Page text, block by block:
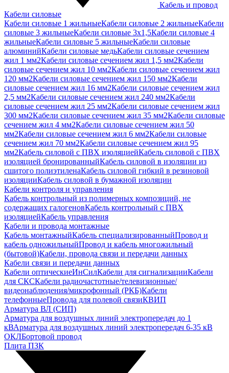
Кабель и провод
Кабели силовые
Кабели силовые 1 жильныеКабели силовые 2 жильныеКабели
силовые 3 жильныеКабели силовые 3х1,5Кабели силовые 4
жильныеКабели силовые 5 жильныеКабели силовые
алюминийКабели силовые медьКабели силовые сечением
жил 1 мм2Кабели силовые сечением жил 1,5 мм2Кабели
силовые сечением жил 10 мм2Кабели силовые сечением жил
120 мм2Кабели силовые сечением жил 150 мм2Кабели
силовые сечением жил 16 мм2Кабели силовые сечением жил
2,5 мм2Кабели силовые сечением жил 240 мм2Кабели
силовые сечением жил 25 мм2Кабели силовые сечением жил
300 мм2Кабели силовые сечением жил 35 мм2Кабели силовые
сечением жил 4 мм2Кабели силовые сечением жил 50
мм2Кабели силовые сечением жил 6 мм2Кабели силовые
сечением жил 70 мм2Кабели силовые сечением жил 95
мм2Кабель силовой с ПВХ изоляциейКабель силовой с ПВХ
изоляцией бронированныйКабель силовой в изоляции из
сшитого полиэтиленаКабель силовой гибкий в резиновой
изоляцииКабель силовой в бумажной изоляции
Кабели контроля и управления
Кабель контрольный из полимерных композиций, не
содержащих галогеновКабель контрольный с ПВХ
изоляциейКабель управления
Кабели и провода монтажные
Кабель монтажныйКабель специализированныйПровод и
кабель одножильныйПровод и кабель многожильный
(бытовой)Кабели, провода связи и передачи данных
Кабели связи и передачи данных
Кабели оптическиеИнСилКабели для сигнализацииКабели
для СКСКабели радиочастотные/телевизионные/
видеонаблюдения/микрофонный (РКБ)Кабели
телефонныеПровода для полевой связиКВИП
Арматура ВЛ (СИП)
Арматура для воздушных линий электропередач до 1
кВАрматура для воздушных линий электропередач 6-35 кВ
ОКЛБортовой провод
Плита ПЗК